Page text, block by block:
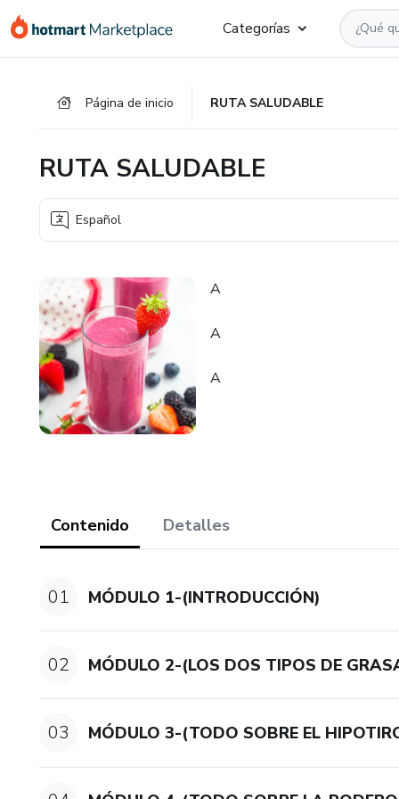
Categorías
Página de inicio RUTA SALUDABLE
RUTA SALUDABLE
Español
A
A
A
Contenido Detalles
01 MÓDULO 1-(INTRODUCCIÓN)
02 MÓDULO 2-(LOS DOS TIPOS DE
03 MÓDULO 3-(TODO SOBRE EL